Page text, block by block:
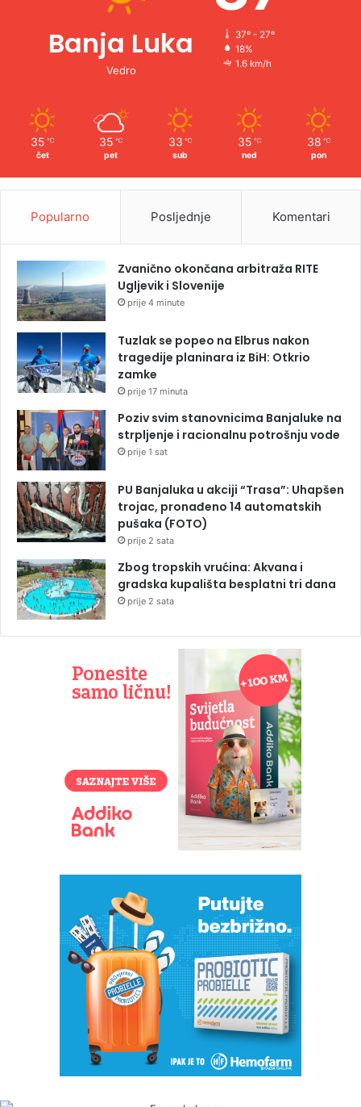
Banja Luka
Vedro
37º - 27º
18%
1.6 km/h
35 ℃
čet
35 ℃
pet
33 ℃
sub
35 ℃
ned
38 ℃
pon
Popularno Posljednje Komentari
Zvanično okončana arbitraža RITE
Ugljevik i Slovenije
prije 4 minute
Tuzlak se popeo na Elbrus nakon
tragedije planinara iz BiH: Otkrio
zamke
prije 17 minuta
Poziv svim stanovnicima Banjaluke na
strpljenje i racionalnu potrošnju vode
prije 1 sat
PU Banjaluka u akciji “Trasa”: Uhapšen
trojac, pronađeno 14 automatskih
pušaka (FOTO)
prije 2 sata
Zbog tropskih vrućina: Akvana i
gradska kupališta besplatni tri dana
prije 2 sata